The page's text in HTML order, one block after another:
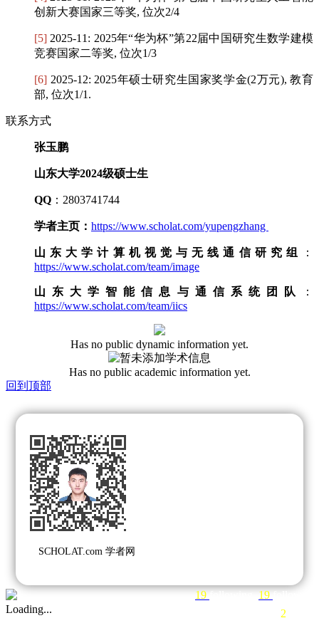
19 19
2
创新大赛国家三等奖, 位次2/4
[5] 2025-11: 2025年“华为杯”第22届中国研究生数学建模
竞赛国家二等奖, 位次1/3
[6] 2025-12: 2025年硕士研究生国家奖学金(2万元), 教育
部, 位次1/1.
联系方式
张玉鹏
山东大学2024级硕士生
QQ ：2803741744
学者主页： https://www.scholat.com/yupengzhang
山东大学计算机视觉与无线通信研究组
：
https://www.scholat.com/team/image
山东大学智能信息与通信系统团队
：
https://www.scholat.com/team/iics
Has no public dynamic information yet.
Has no public academic information yet.
回到顶部
SCHOLAT.com 学者网
Loading...